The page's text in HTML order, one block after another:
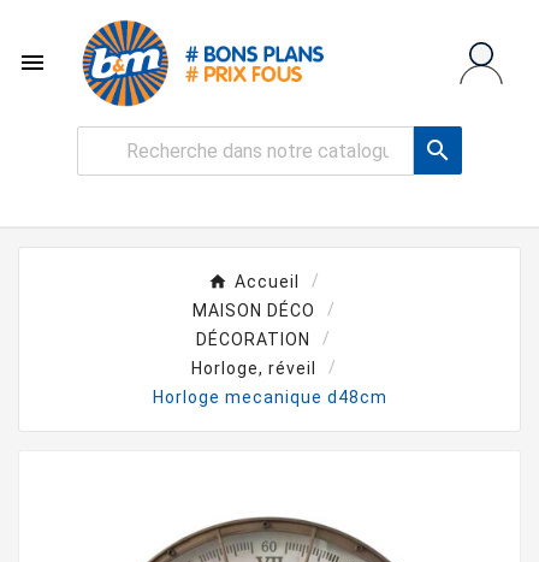


Accueil
MAISON DÉCO
DÉCORATION
Horloge, réveil
Horloge mecanique d48cm